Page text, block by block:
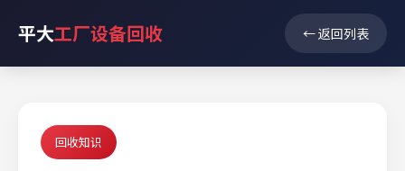
平大工厂设备回收 ← 返回列表
回收知识